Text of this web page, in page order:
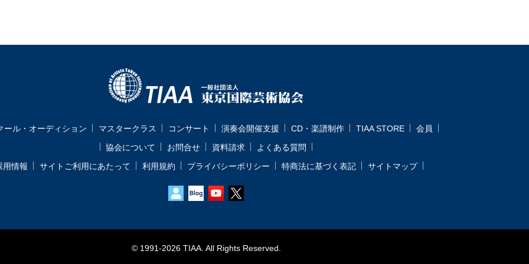
ール・オーディション マスタークラス コンサート 演奏会開催支援 CD・楽譜制作 TIAA STORE
会員
協会について
お問合せ 資料請求
よくある質問
用情報
サイトご利用にあたって 利用規約 プライバシーポリシー 特商法に基づく表記 サイトマップ
© 1991-2026 TIAA. All Rights Reserved.